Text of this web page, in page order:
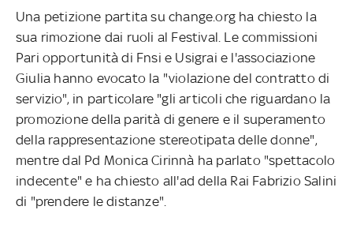
Una petizione partita su change.org ha chiesto la
sua rimozione dai ruoli al Festival. Le commissioni
Pari opportunità di Fnsi e Usigrai e l'associazione
Giulia hanno evocato la "violazione del contratto di
servizio", in particolare "gli articoli che riguardano la
promozione della parità di genere e il superamento
della rappresentazione stereotipata delle donne",
mentre dal Pd Monica Cirinnà ha parlato "spettacolo
indecente" e ha chiesto all'ad della Rai Fabrizio Salini
di "prendere le distanze".